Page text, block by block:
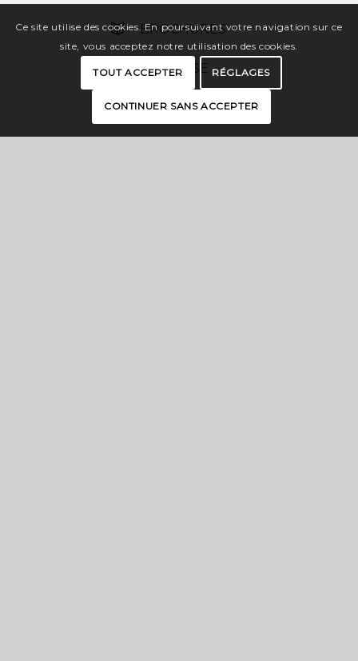
BROCHURES
PRESSE
ESPACE PRO
Ce site utilise des cookies. En poursuivant votre navigation sur ce
site, vous acceptez notre utilisation des cookies.
TOUT ACCEPTER RÉGLAGES
CONTINUER SANS ACCEPTER